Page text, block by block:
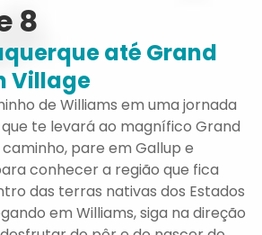
8
até Grand
Village
de Williams em uma jornada
que te levará ao magnífico Grand
caminho, pare em Gallup e
conhecer a região que fica
das terras nativas dos Estados
em Williams, siga na direção